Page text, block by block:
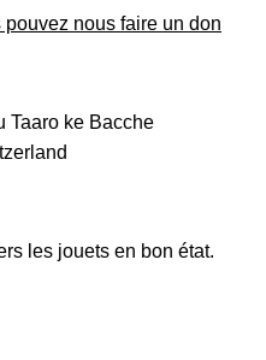
nous faire un don
Taaro ke Bacche
les jouets en bon état.